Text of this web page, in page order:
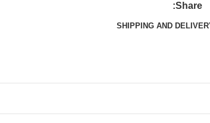
Share:
SHIPPING AND